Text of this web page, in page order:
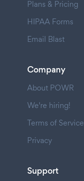
Plans & Pricing
HIPAA Forms
Email Blast
Company
About POWR
We're hiring!
Terms of Service
Privacy
Support